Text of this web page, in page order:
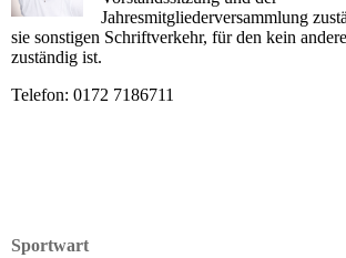
Jahresmitgliederversammlung
sie sonstigen Schriftverkehr, für den kein
zuständig ist.
Telefon: 0172 7186711
Sportwart